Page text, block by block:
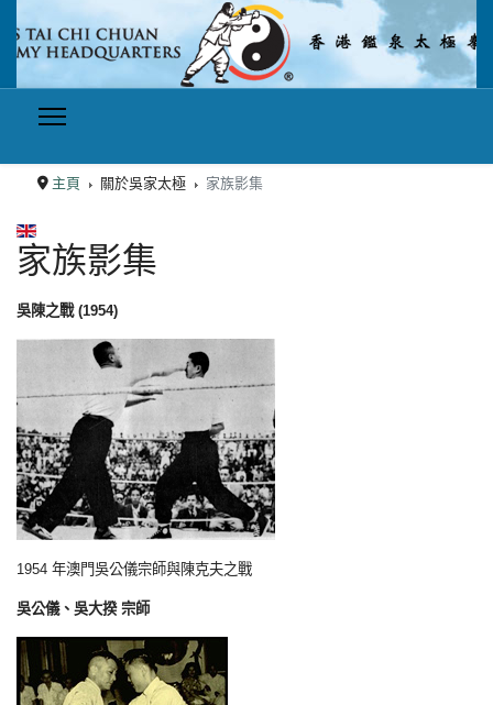
主頁 關於吳家太極 家族影集
選擇你的語言
家族影集
吳陳之戰 (1954)
1954 年澳門吳公儀宗師與陳克夫之戰
吳公儀、吳大揆 宗師